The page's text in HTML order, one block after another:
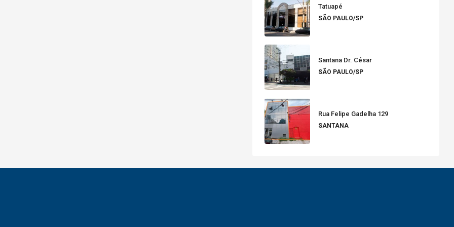
Tatuapé
SÃO PAULO/SP
Santana Dr. César
SÃO PAULO/SP
Rua Felipe Gadelha 129
SANTANA